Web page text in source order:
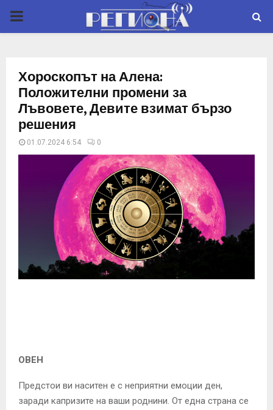
P
M
A
E
Хороскопът на Алена:
Положителни промени за
Лъвовете, Девите взимат бързо
решения
01.07.2024 6:54 0
ОВЕН
Предстои ви наситен е с неприятни емоции ден,
заради капризите на ваши роднини. От една страна се